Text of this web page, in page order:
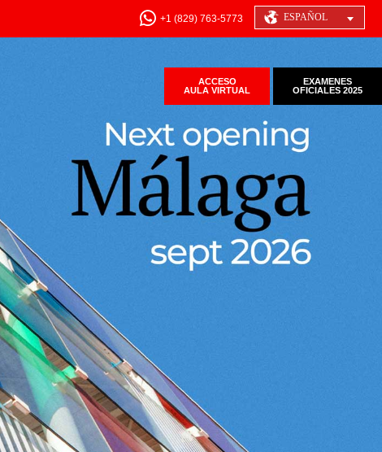
+1 (829) 763-5773 ESPAÑOL
ACCESO
AULA VIRTUAL
EXAMENES
OFICIALES 2025